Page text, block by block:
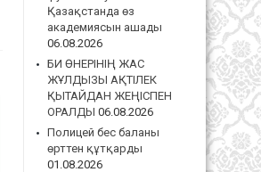
Қазақстанда өз
академиясын ашады
06.08.2026
БИ ӨНЕРІНІҢ ЖАС
ЖҰЛДЫЗЫ АҚТІЛЕК
ҚЫТАЙДАН ЖЕҢІСПЕН
ОРАЛДЫ 06.08.2026
Полицей бес баланы
өрттен құтқарды
01.08.2026